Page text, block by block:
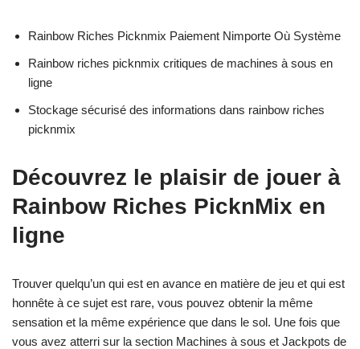
Rainbow Riches Picknmix Paiement Nimporte Où Système
Rainbow riches picknmix critiques de machines à sous en
ligne
Stockage sécurisé des informations dans rainbow riches
picknmix
Découvrez le plaisir de jouer à
Rainbow Riches PicknMix en
ligne
Trouver quelqu’un qui est en avance en matière de jeu et qui est
honnête à ce sujet est rare, vous pouvez obtenir la même
sensation et la même expérience que dans le sol. Une fois que
vous avez atterri sur la section Machines à sous et Jackpots de